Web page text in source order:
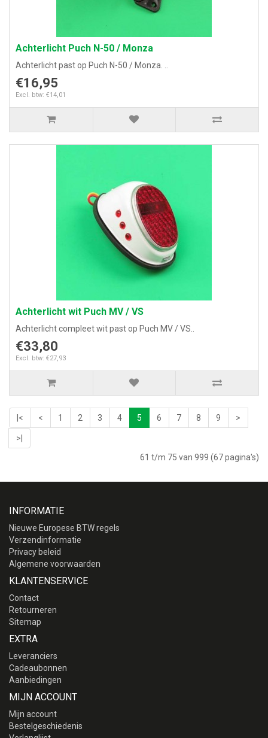
Achterlicht Puch N-50 / Monza
Achterlicht past op Puch N-50 / Monza. ..
€16,95
Excl. btw: €14,01
Achterlicht wit Puch MV / VS
Achterlicht compleet wit past op Puch MV / VS..
€33,80
Excl. btw: €27,93
|< < 1 2 3 4 5 6 7 8 9 >
>|
61 t/m 75 van 999 (67 pagina's)
INFORMATIE
Nieuwe Europese BTW regels
Verzendinformatie
Privacy beleid
Algemene voorwaarden
KLANTENSERVICE
Contact
Retourneren
Sitemap
EXTRA
Leveranciers
Cadeaubonnen
Aanbiedingen
MIJN ACCOUNT
Mijn account
Bestelgeschiedenis